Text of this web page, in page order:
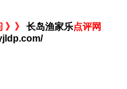
》》 长岛渔家乐点评网